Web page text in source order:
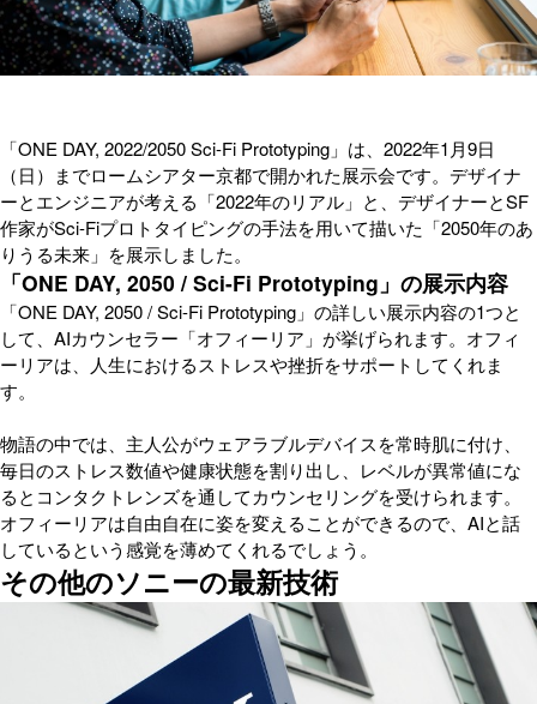
「ONE DAY, 2022/2050 Sci-Fi Prototyping」は、2022年1月9日
（日）までロームシアター京都で開かれた展示会です。デザイナ
ーとエンジニアが考える「2022年のリアル」と、デザイナーとSF
作家がSci-Fiプロトタイピングの手法を用いて描いた「2050年のあ
りうる未来」を展示しました。
「ONE DAY, 2050 / Sci-Fi Prototyping」の展示内容
「ONE DAY, 2050 / Sci-Fi Prototyping」の詳しい展示内容の1つと
して、AIカウンセラー「オフィーリア」が挙げられます。オフィ
ーリアは、人生におけるストレスや挫折をサポートしてくれま
す。
物語の中では、主人公がウェアラブルデバイスを常時肌に付け、
毎日のストレス数値や健康状態を割り出し、レベルが異常値にな
るとコンタクトレンズを通してカウンセリングを受けられます。
オフィーリアは自由自在に姿を変えることができるので、AIと話
しているという感覚を薄めてくれるでしょう。
その他のソニーの最新技術